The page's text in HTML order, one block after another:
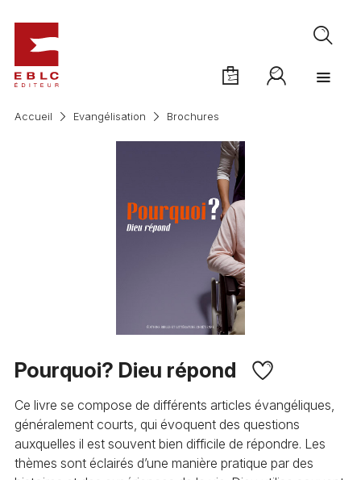
Accueil Evangélisation Brochures
Pourquoi? Dieu répond
Ce livre se compose de différents articles évangéliques,
généralement courts, qui évoquent des questions
auxquelles il est souvent bien difficile de répondre. Les
thèmes sont éclairés d’une manière pratique par des